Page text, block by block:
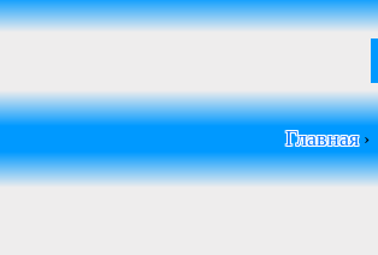
Главная›